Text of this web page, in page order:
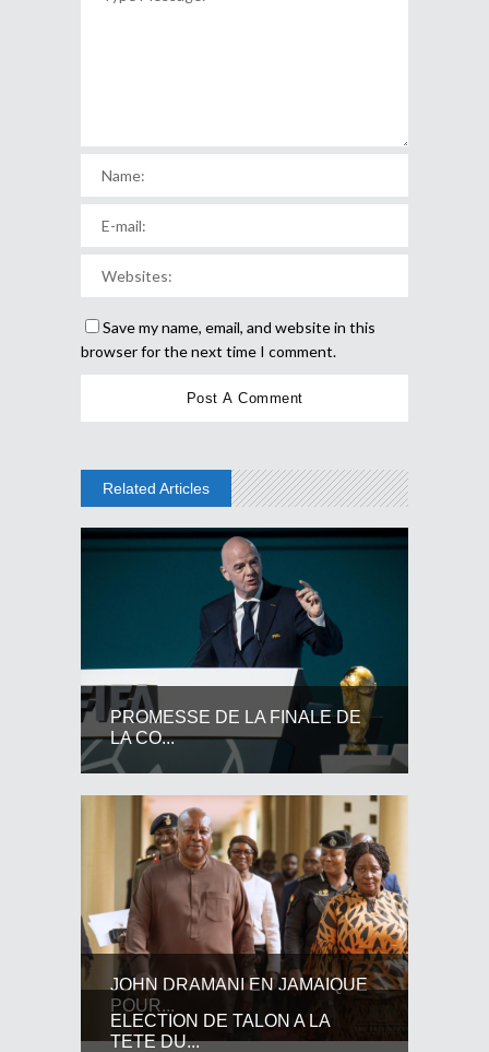
Save my name, email, and website in this
browser for the next time I comment.
Related Articles
PROMESSE DE LA FINALE DE
LA CO...
JOHN DRAMANI EN JAMAIQUE
POUR...
ELECTION DE TALON A LA
TETE DU...